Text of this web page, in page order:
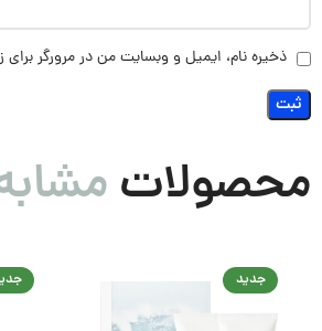
ذخیره نام، ایمیل و وبسایت من در مرورگر
محصولات
جدید